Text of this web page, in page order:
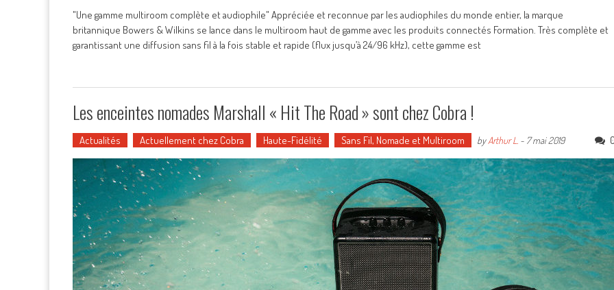
"Une gamme multiroom complète et audiophile" Appréciée et reconnue par les audiophiles du monde entier, la marque
britannique Bowers & Wilkins se lance dans le multiroom haut de gamme avec les produits connectés Formation. Très complète et
garantissant une diffusion sans fil à la fois stable et rapide (flux jusqu’à 24/96 kHz), cette gamme est
Les enceintes nomades Marshall « Hit The Road » sont chez Cobra !
Actualités Actuellement chez Cobra Haute-Fidélité Sans Fil, Nomade et Multiroom byArthur L. - 7 mai 2019